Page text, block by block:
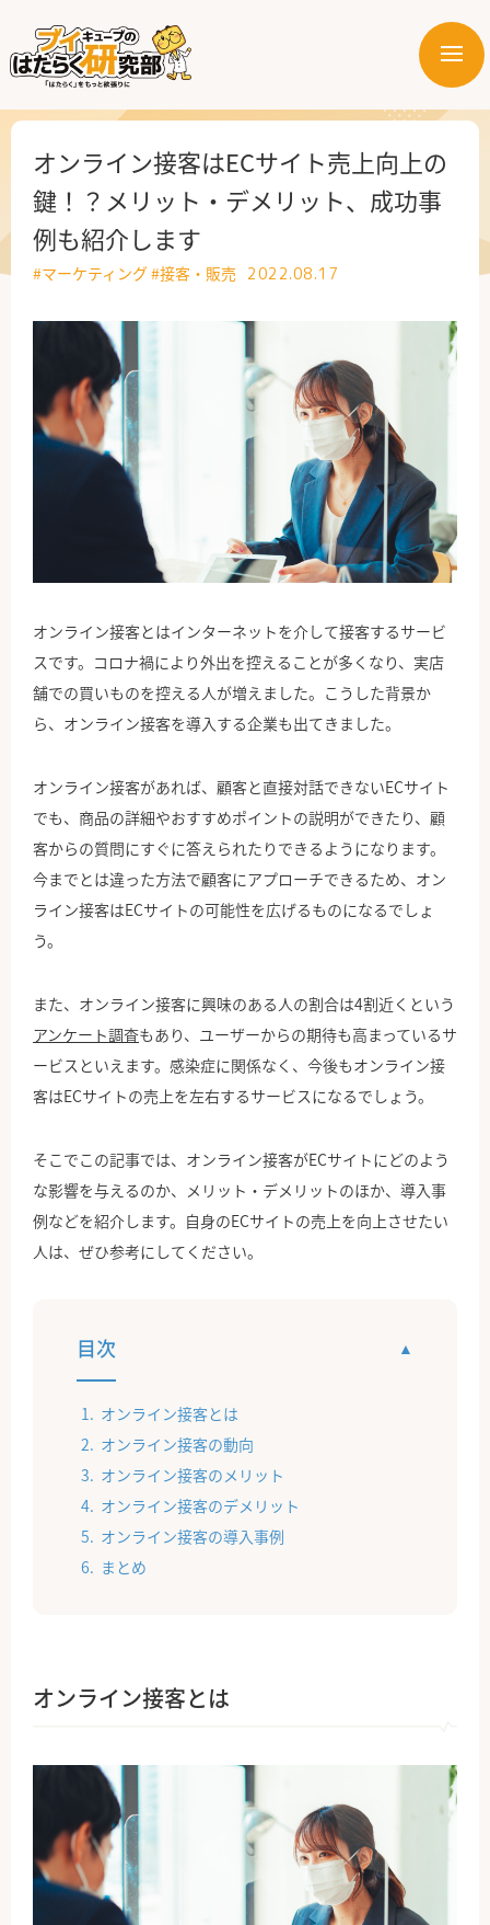
メ
ー
はたらく部署
はたらく課題
はたらく製品・サービス
公式Facebook
オンライン接客はECサイト売上向上の
鍵！？メリット・デメリット、成功事
例も紹介します
#マーケティング#接客・販売 2022.08.17
オンライン接客とはインターネットを介して接客するサービ
スです。コロナ禍により外出を控えることが多くなり、実店
舗での買いものを控える人が増えました。こうした背景か
ら、オンライン接客を導入する企業も出てきました。
オンライン接客があれば、顧客と直接対話できないECサイト
でも、商品の詳細やおすすめポイントの説明ができたり、顧
客からの質問にすぐに答えられたりできるようになります。
今までとは違った方法で顧客にアプローチできるため、オン
ライン接客はECサイトの可能性を広げるものになるでしょ
う。
また、オンライン接客に興味のある人の割合は4割近くという
アンケート調査もあり、ユーザーからの期待も高まっているサ
ービスといえます。感染症に関係なく、今後もオンライン接
客はECサイトの売上を左右するサービスになるでしょう。
そこでこの記事では、オンライン接客がECサイトにどのよう
な影響を与えるのか、メリット・デメリットのほか、導入事
例などを紹介します。自身のECサイトの売上を向上させたい
人は、ぜひ参考にしてください。
目次
オンライン接客とは
オンライン接客の動向
オンライン接客のメリット
オンライン接客のデメリット
オンライン接客の導入事例
まとめ
オンライン接客とは